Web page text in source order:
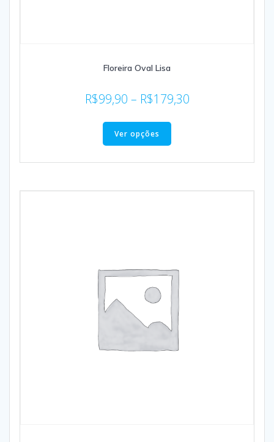
Floreira Oval Lisa
R$99,90 – R$179,30
Ver opções